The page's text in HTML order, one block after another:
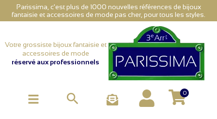
Parissima, c'est plus de 1000 nouvelles références de bijoux
fantaisie et accessoires de mode pas cher, pour tous les styles.
Votre grossiste bijoux fantaisie et
accessoires de mode
réservé aux professionnels
 0